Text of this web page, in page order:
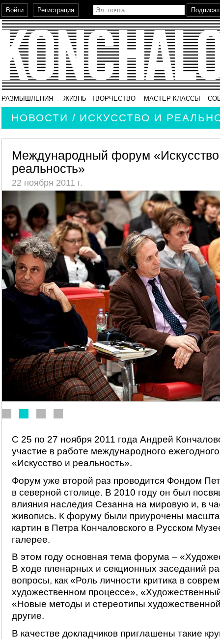
РАЗМЫШЛЕНИЯ ЖИЗНЬ ТВОРЧЕСТВО МАСТЕР-КЛАССЫ
НОВОСТИ / ИСКУССТВО И
Международный форум
реальность»
22 ноября 2011 г.
С 25 по 27 ноября 2011 года Андрей
участие в работе международного
«Искусство и реальность».
Форум уже второй раз проводится Фондом
в северной столице. В 2010 году он был
влияния наследия Сезанна на мировую и, в
живопись. К форуму были приурочены
картин в Петра Кончаловского в Русском
галерее.
В этом году основная тема форума –
В ходе пленарных и секционных заседаний
вопросы, как «Роль личности критика в
художественном процессе»,
«Новые методы и стереотипы
другие.
В качестве докладчиков приглашены такие